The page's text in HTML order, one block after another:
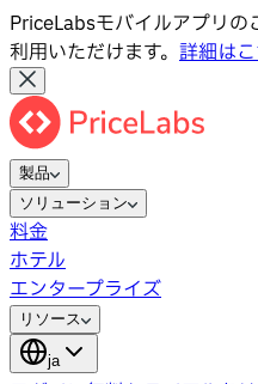
PriceLabsモバイルアプリ
利用いただけます。 詳細は
製品
ソリューション
料金
ホテル
エンタープライズ
リソース
ja